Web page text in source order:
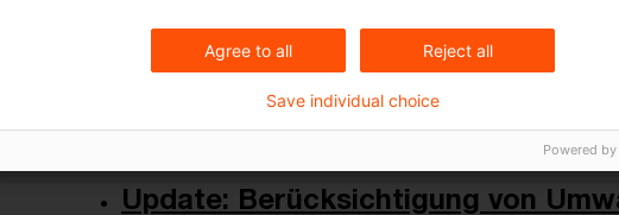
Originaldatum 25. Oktober 2024 Kategorien BFH
Einkommensteuerrecht, Buchwertfortführun ...
Update: Berücksichtigung von
Agree to all Reject all
Save individual choice
Powered by